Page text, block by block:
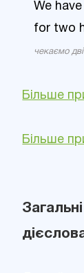
We
for two
чекаємо
Більше
Більше